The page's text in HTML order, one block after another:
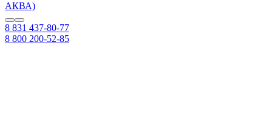
АКВА)
8 831 437-80-77
8 800 200-52-85